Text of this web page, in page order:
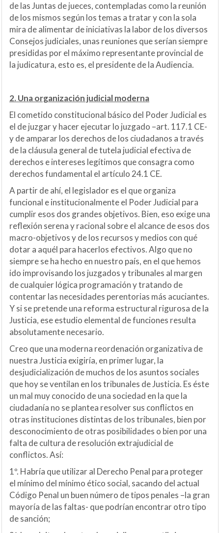
de las Juntas de jueces, contempladas como la reunión
de los mismos según los temas a tratar y con la sola
mira de alimentar de iniciativas la labor de los diversos
Consejos judiciales, unas reuniones que serían siempre
presididas por el máximo representante provincial de
la judicatura, esto es, el presidente de la Audiencia.
2. Una organización judicial moderna
El cometido constitucional básico del Poder Judicial es
el de juzgar y hacer ejecutar lo juzgado –art. 117.1 CE-
y de amparar los derechos de los ciudadanos a través
de la cláusula general de tutela judicial efectiva de
derechos e intereses legítimos que consagra como
derechos fundamental el artículo 24.1 CE.
A partir de ahí, el legislador es el que organiza
funcional e institucionalmente el Poder Judicial para
cumplir esos dos grandes objetivos. Bien, eso exige una
reflexión serena y racional sobre el alcance de esos dos
macro-objetivos y de los recursos y medios con qué
dotar a aquél para hacerlos efectivos. Algo que no
siempre se ha hecho en nuestro país, en el que hemos
ido improvisando los juzgados y tribunales al margen
de cualquier lógica programación y tratando de
contentar las necesidades perentorias más acuciantes.
Y si se pretende una reforma estructural rigurosa de la
Justicia, ese estudio elemental de funciones resulta
absolutamente necesario.
Creo que una moderna reordenación organizativa de
nuestra Justicia exigiría, en primer lugar, la
desjudicialización de muchos de los asuntos sociales
que hoy se ventilan en los tribunales de Justicia. Es éste
un mal muy conocido de una sociedad en la que la
ciudadanía no se plantea resolver sus conflictos en
otras instituciones distintas de los tribunales, bien por
desconocimiento de otras posibilidades o bien por una
falta de cultura de resolución extrajudicial de
conflictos. Así:
1º. Habría que utilizar al Derecho Penal para proteger
el mínimo del mínimo ético social, sacando del actual
Código Penal un buen número de tipos penales –la gran
mayoría de las faltas- que podrían encontrar otro tipo
de sanción;